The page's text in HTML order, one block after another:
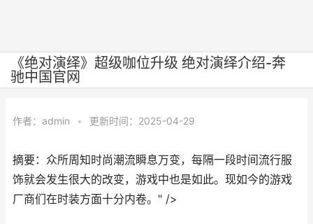
《绝对演绎》超级咖位升级 绝对演绎介绍-奔
驰中国官网
作者： admin • 更新时间：2025-04-29
摘要：众所周知时尚潮流瞬息万变，每隔一段时间流行服
饰就会发生很大的改变，游戏中也是如此。现如今的游戏
厂商们在时装方面十分内卷。" />